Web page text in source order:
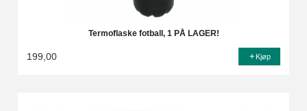
Termoflaske fotball, 1 PÅ LAGER!
199,00 Kjøp